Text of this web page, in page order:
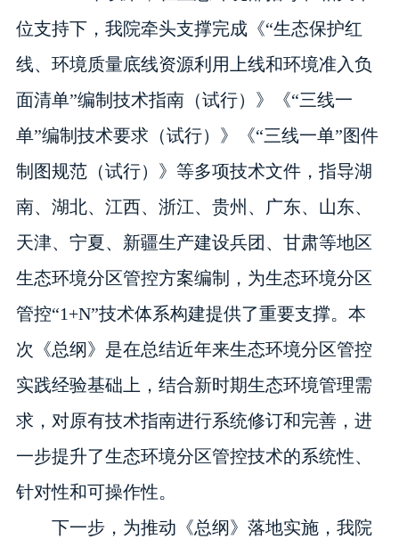
位支持下，我院牵头支撑完成《“生态保护红
线、环境质量底线资源利用上线和环境准入负
面清单”编制技术指南（试行）》《“三线一
单”编制技术要求（试行）》《“三线一单”图件
制图规范（试行）》等多项技术文件，指导湖
南、湖北、江西、浙江、贵州、广东、山东、
天津、宁夏、新疆生产建设兵团、甘肃等地区
生态环境分区管控方案编制，为生态环境分区
管控“1+N”技术体系构建提供了重要支撑。本
次《总纲》是在总结近年来生态环境分区管控
实践经验基础上，结合新时期生态环境管理需
求，对原有技术指南进行系统修订和完善，进
一步提升了生态环境分区管控技术的系统性、
针对性和可操作性。
下一步，为推动《总纲》落地实施，我院